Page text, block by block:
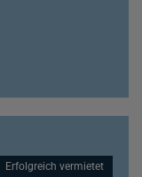
Erfolgreich vermietet